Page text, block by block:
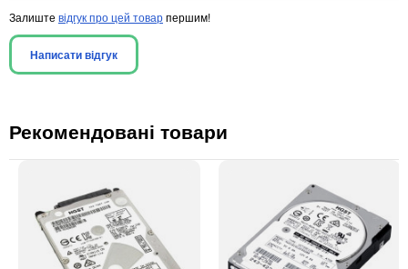
Залиште відгук про цей товарпершим!
Написати відгук
Рекомендовані товари